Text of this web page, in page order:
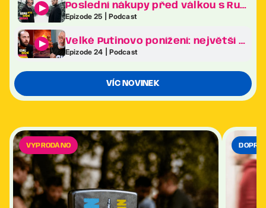
Poslední nákupy před válkou s Ruskem. Co frčelo nejvíc na největším veletrhu zbraní v Evropě?
Epizode 25 | Podcast
Velké Putinovo ponížení: největší bizarnosti ekonomického fóra v Petrohradě
Epizode 24 | Podcast
VÍC NOVINEK
VYPRODÁNO